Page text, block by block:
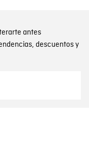
antes
descuentos y